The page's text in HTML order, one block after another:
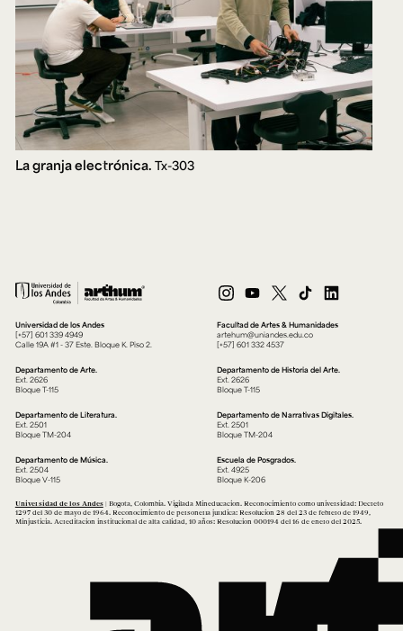
La granja electrónica. Tx-303
Universidad de los Andes
[+57] 601 339 4949
Calle 19A #1 - 37 Este. Bloque K. Piso 2.
Facultad de Artes & Humanidades
artehum@uniandes.edu.co
[+57] 601 332 4537
Departamento de Arte.
Ext. 2626
Bloque T-115
Departamento de Historia del Arte.
Ext. 2626
Bloque T-115
Departamento de Literatura.
Ext. 2501
Bloque TM-204
Departamento de Narrativas Digitales.
Ext. 2501
Bloque TM-204
Departamento de Música.
Ext. 2504
Bloque V-115
Escuela de Posgrados.
Ext. 4925
Bloque K-206
Universidad de los Andes| Bogotá, Colombia. Vigilada Mineducación. Reconocimiento como universidad: Decreto
1297 del 30 de mayo de 1964. Reconocimiento de personería jurídica: Resolución 28 del 23 de febrero de 1949,
Minjusticia. Acreditación institucional de alta calidad, 10 años: Resolución 000194 del 16 de enero del 2025.